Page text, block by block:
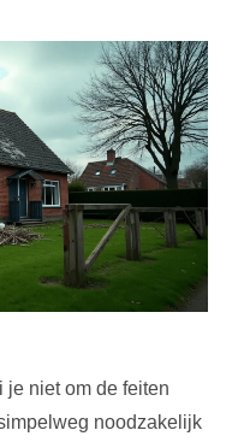
je niet om de feiten
noodzakelijk